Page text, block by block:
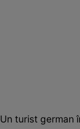
Un turist german